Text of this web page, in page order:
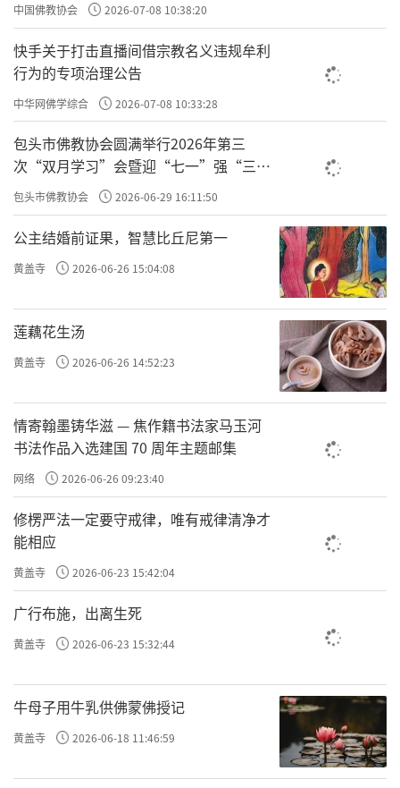
四季花中寻道
二枝三枝无闹
驿外几里断桥
一轮月影相照
方寸之地花草
涅槃妙心墙角
不计恩怨多少
闲等枯枝栖鸟
一扯云绕峰高，一遮山环水抱
一折空枝花凋，一拈传心微笑
摘到素瓶中
芬芳散半空
削去杂陈枝
责任编辑：勉淳
中国佛教协会 2026-07-08 10:38:20
快手关于打击直播间借宗教名义违规牟利
行为的专项治理公告
中华网佛学综合 2026-07-08 10:33:28
包头市佛教协会圆满举行2026年第三
次“双月学习”会暨迎“七一”强“三
爱”主题书画笔会
包头市佛教协会 2026-06-29 16:11:50
公主结婚前证果，智慧比丘尼第一
黄盖寺 2026-06-26 15:04:08
莲藕花生汤
黄盖寺 2026-06-26 14:52:23
情寄翰墨铸华滋 — 焦作籍书法家马玉河
书法作品入选建国 70 周年主题邮集
网络 2026-06-26 09:23:40
修楞严法一定要守戒律，唯有戒律清净才
能相应
黄盖寺 2026-06-23 15:42:04
广行布施，出离生死
黄盖寺 2026-06-23 15:32:44
牛母子用牛乳供佛蒙佛授记
黄盖寺 2026-06-18 11:46:59